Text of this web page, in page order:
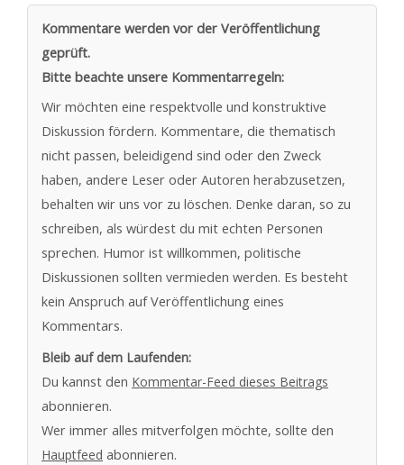
Kommentare werden vor der Veröffentlichung
geprüft.
Bitte beachte unsere Kommentarregeln:
Wir möchten eine respektvolle und konstruktive
Diskussion fördern. Kommentare, die thematisch
nicht passen, beleidigend sind oder den Zweck
haben, andere Leser oder Autoren herabzusetzen,
behalten wir uns vor zu löschen. Denke daran, so zu
schreiben, als würdest du mit echten Personen
sprechen. Humor ist willkommen, politische
Diskussionen sollten vermieden werden. Es besteht
kein Anspruch auf Veröffentlichung eines
Kommentars.
Bleib auf dem Laufenden:
Du kannst den Kommentar-Feed dieses Beitrags
abonnieren.
Wer immer alles mitverfolgen möchte, sollte den
Hauptfeed abonnieren.